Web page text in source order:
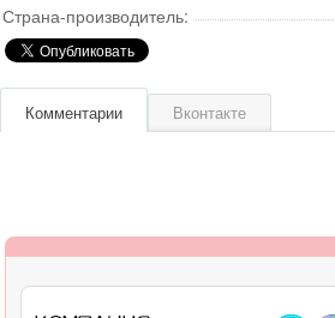
Страна-производитель:
Комментарии Вконтакте